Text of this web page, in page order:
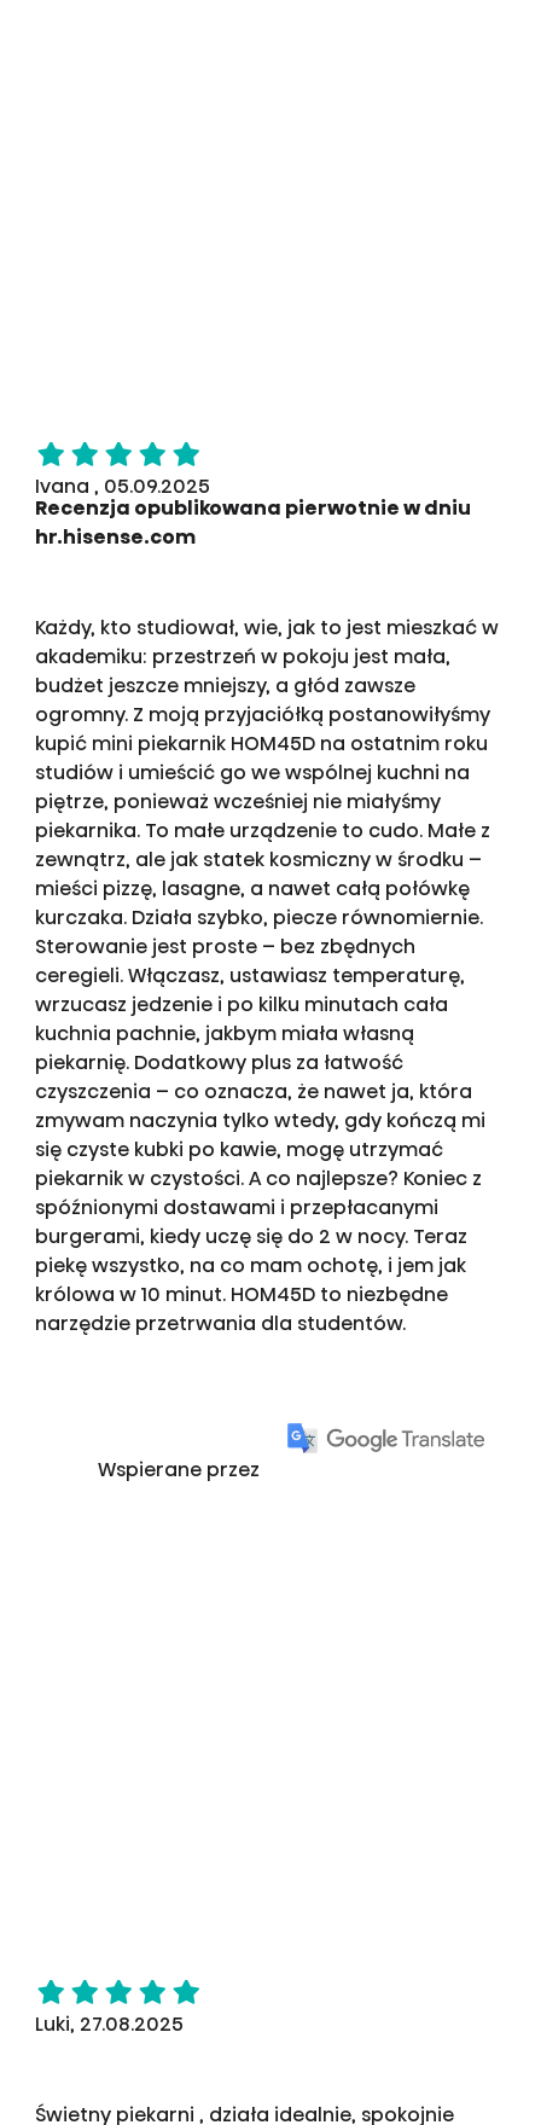
Ivana , 05.09.2025
Recenzja opublikowana pierwotnie w dniu
hr.hisense.com
Każdy, kto studiował, wie, jak to jest mieszkać w
akademiku: przestrzeń w pokoju jest mała,
budżet jeszcze mniejszy, a głód zawsze
ogromny. Z moją przyjaciółką postanowiłyśmy
kupić mini piekarnik HOM45D na ostatnim roku
studiów i umieścić go we wspólnej kuchni na
piętrze, ponieważ wcześniej nie miałyśmy
piekarnika. To małe urządzenie to cudo. Małe z
zewnątrz, ale jak statek kosmiczny w środku –
mieści pizzę, lasagne, a nawet całą połówkę
kurczaka. Działa szybko, piecze równomiernie.
Sterowanie jest proste – bez zbędnych
ceregieli. Włączasz, ustawiasz temperaturę,
wrzucasz jedzenie i po kilku minutach cała
kuchnia pachnie, jakbym miała własną
piekarnię. Dodatkowy plus za łatwość
czyszczenia – co oznacza, że nawet ja, która
zmywam naczynia tylko wtedy, gdy kończą mi
się czyste kubki po kawie, mogę utrzymać
piekarnik w czystości. A co najlepsze? Koniec z
spóźnionymi dostawami i przepłacanymi
burgerami, kiedy uczę się do 2 w nocy. Teraz
piekę wszystko, na co mam ochotę, i jem jak
królowa w 10 minut. HOM45D to niezbędne
narzędzie przetrwania dla studentów.
Wspierane przez
Luki, 27.08.2025
Świetny piekarni , działa idealnie, spokojnie